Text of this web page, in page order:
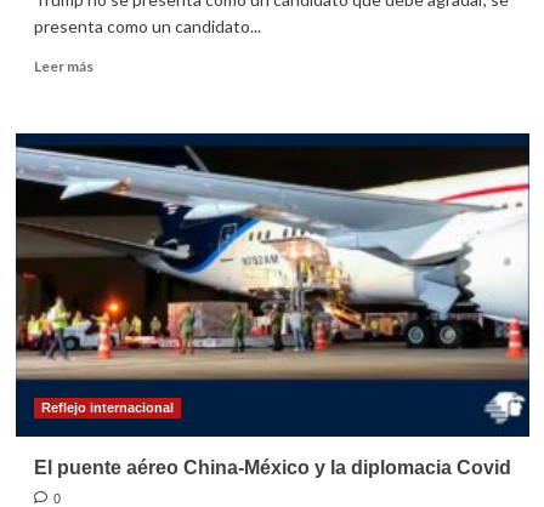
presenta como un candidato...
Leer másLeer
El
COVID
votará
Unidos
Reflejo internacional
El puente aéreo China-México y la diplomacia Covid
0